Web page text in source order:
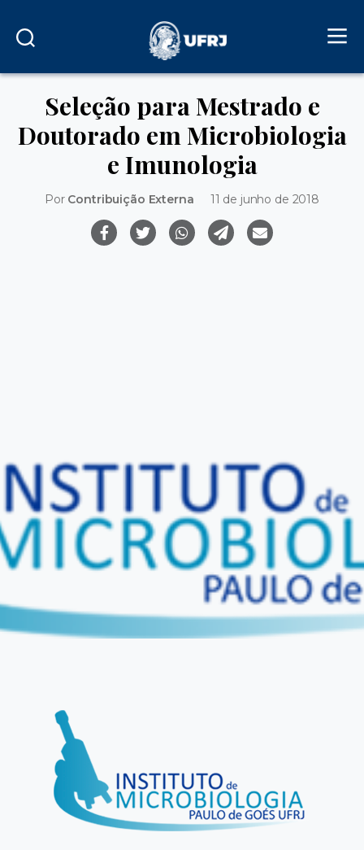
Seleção para Mestrado e
Doutorado em Microbiologia
e Imunologia
Por Contribuição Externa 11 de junho de 2018